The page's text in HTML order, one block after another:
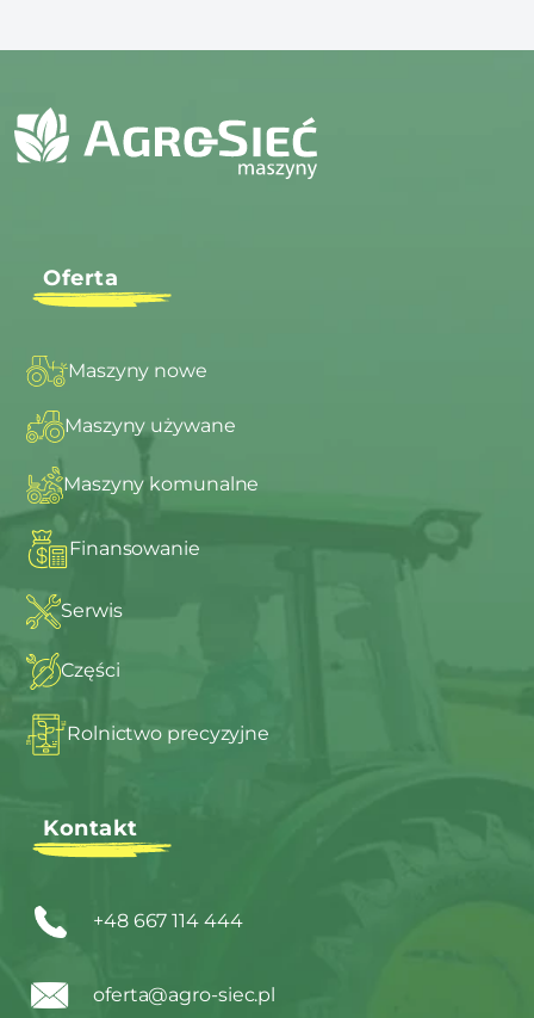
Oferta
Maszyny nowe
Maszyny używane
Maszyny komunalne
Finansowanie
Serwis
Części
Rolnictwo precyzyjne
Kontakt
+48 667 114 444
oferta@agro-siec.pl